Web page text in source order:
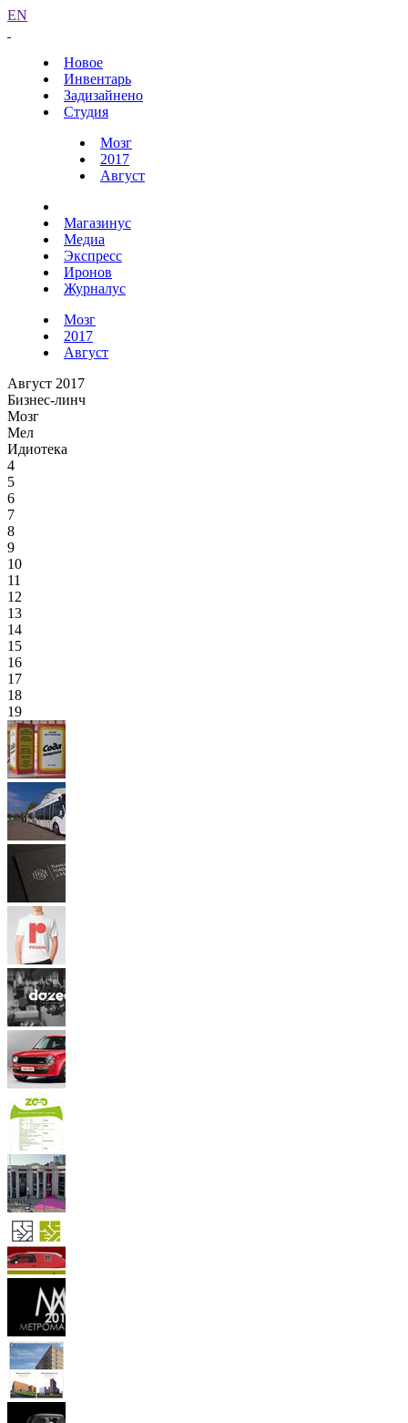
EN
Новое
Инвентарь
Задизайнено
Студия
Мозг
2017
Август
Магазинус
Медиа
Экспресс
Иронов
Журналус
Мозг
2017
Август
Август 2017
Бизнес-линч
Мозг
Мел
Идиотека
4
5
6
7
8
9
10
11
12
13
14
15
16
17
18
19